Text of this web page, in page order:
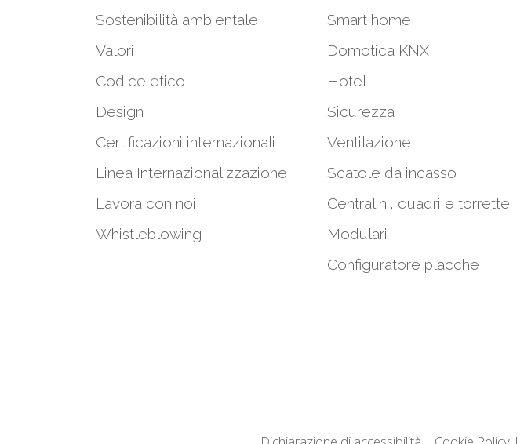
Sostenibilità ambientale
Valori
Codice etico
Design
Certificazioni internazionali
Linea Internazionalizzazione
Lavora con noi
Whistleblowing
Smart home
Domotica KNX
Hotel
Sicurezza
Ventilazione
Scatole da incasso
Centralini, quadri e torrette
Modulari
Configuratore placche